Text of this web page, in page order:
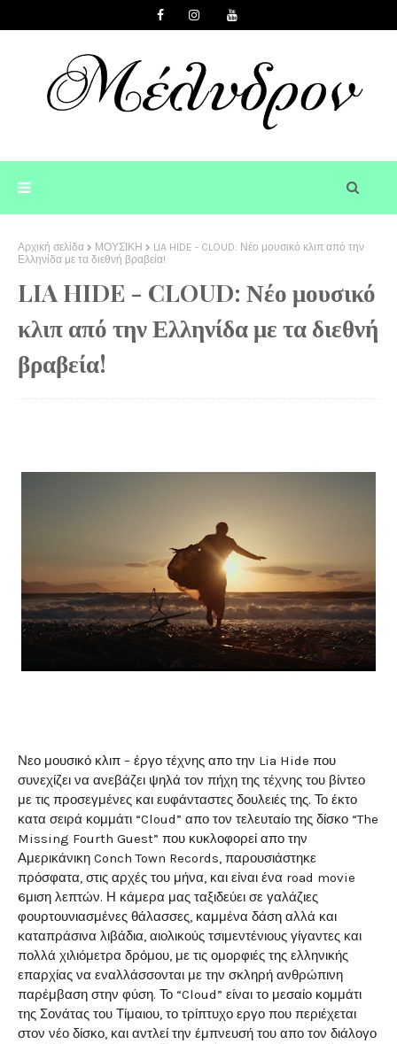
Αρχική σελίδα ΜΟΥΣΙΚΗ
LIA HIDE - CLOUD: Νέο μουσικό κλιπ από την
Ελληνίδα με τα διεθνή βραβεία!
LIA HIDE - CLOUD: Νέο μουσικό
κλιπ από την Ελληνίδα με τα διεθνή
βραβεία!
Νεο μουσικό κλιπ – έργο τέχνης απο την Lia Hide που
συνεχίζει να ανεβάζει ψηλά τον πήχη της τέχνης του βίντεο
με τις προσεγμένες και ευφάνταστες δουλειές της. Το έκτο
κατα σειρά κομμάτι “Cloud” απο τον τελευταίο της δίσκο “The
Missing Fourth Guest” που κυκλοφορεί απο την
Αμερικάνικη Conch Town Records, παρουσιάστηκε
πρόσφατα, στις αρχές του μήνα, και είναι ένα road movie
6μιση λεπτών. Η κάμερα μας ταξιδεύει σε γαλάζιες
φουρτουνιασμένες θάλασσες, καμμένα δάση αλλά και
καταπράσινα λιβάδια, αιολικούς τσιμεντένιους γίγαντες και
πολλά χιλιόμετρα δρόμου, με τις ομορφιές της ελληνικής
επαρχίας να εναλλάσσονται με την σκληρή ανθρώπινη
παρέμβαση στην φύση. Το “Cloud” είναι το μεσαίο κομμάτι
της Σονάτας του Τίμαιου, το τρίπτυχο εργο που περιέχεται
στον νέο δίσκο, και αντλεί την έμπνευσή του απο τον διάλογο